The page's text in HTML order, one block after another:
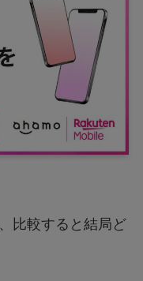
比較すると結局ど